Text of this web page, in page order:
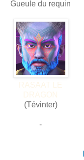
Gueule du requin
RASAAT LE
DRAGON
(Tévinter)
-